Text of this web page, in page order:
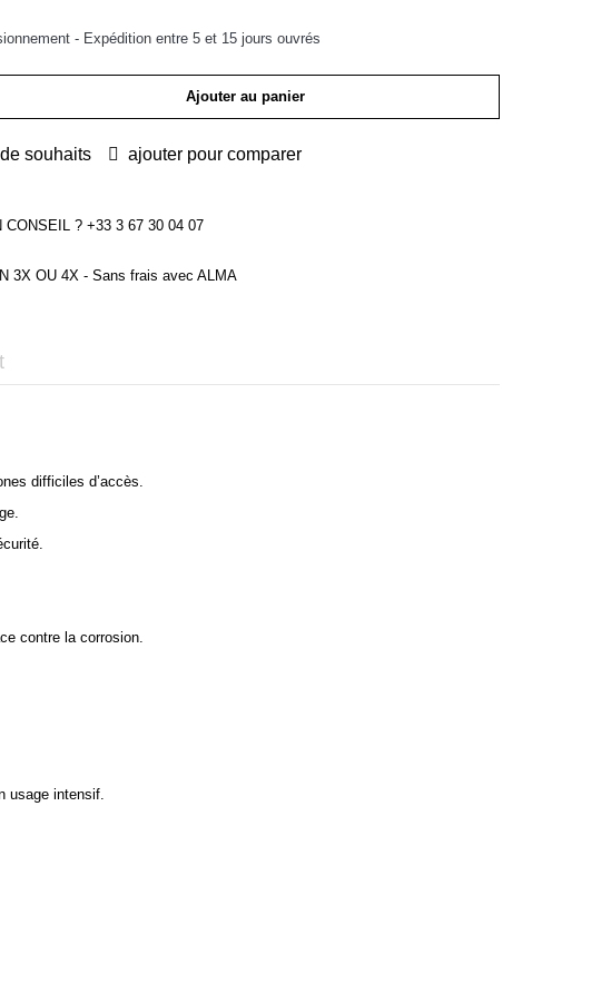
- Expédition entre 5 et 15 jours ouvrés
Ajouter au panier
souhaits ajouter pour comparer
CONSEIL ? +33 3 67 30 04 07
3X OU 4X - Sans frais avec ALMA
difficiles d’accès.
contre la corrosion.
usage intensif.